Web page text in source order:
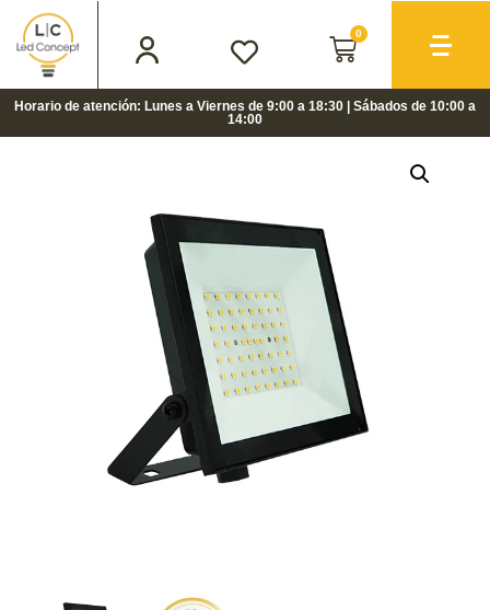
0
Horario de atención: Lunes a Viernes de 9:00 a 18:30 | Sábados de 10:00 a
14:00